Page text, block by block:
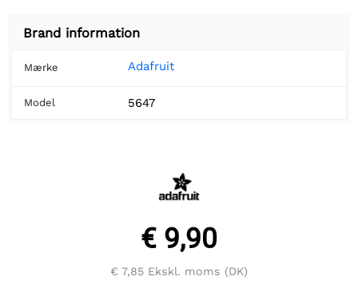
Brand information
Mærke Adafruit
Model 5647
€ 9,90
€ 7,85 Ekskl. moms (DK)